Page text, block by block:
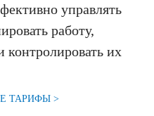
управлять
работу,
контролировать их
ТАРИФЫ >